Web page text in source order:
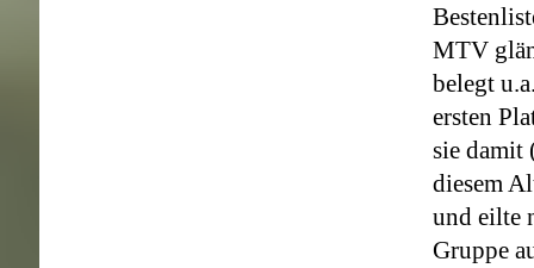
MTV
belegt
ersten
sie damit
diesem
und eilte
Gruppe